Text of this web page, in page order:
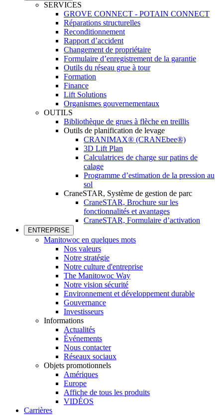
SERVICES
GROVE CONNECT - POTAIN CONNECT
Réparations structurelles
Reconditionnement
Rapport d’accident
Changement de propriétaire
Formulaire d’enregistrement de la garantie
Outils du réseau grue à tour
Formation
Finance
Lift Solutions
Organismes gouvernementaux
OUTILS
Bibliothèque de grues à flèche en treillis
Outils de planification de levage
CRANIMAX® (CRANEbee®)
3D Lift Plan
Calculatrices de charge sur patins de
calage
Programme d’estimation de la pression au
sol
CraneSTAR, Système de gestion de parc
CraneSTAR, Brochure sur les
fonctionnalités et avantages
CraneSTAR, Formulaire d’activation
ENTREPRISE
Manitowoc en quelques mots
Nos valeurs
Notre stratégie
Notre culture d'entreprise
The Manitowoc Way
Notre vision sécurité
Environnement et développement durable
Gouvernance
Investisseurs
Informations
Actualités
Événements
Nous contacter
Réseaux sociaux
Objets promotionnels
Amériques
Europe
Affiche de tous les produits
VIDÉOS
Carrières